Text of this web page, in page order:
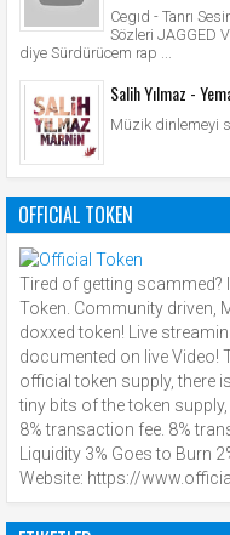
Cegıd - Tanrı
Sözleri JAGGED
diye Sürdürücem rap ...
Salih Yılmaz -
Müzik dinlemeyi
OFFICIAL TOKEN
Tired of getting scammed?
Token. Community driven,
doxxed token! Live
documented on live Video!
official token supply, there
tiny bits of the token
8% transaction fee. 8%
Liquidity 3% Goes to Burn
Website: https://